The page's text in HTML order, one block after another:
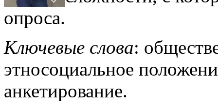
опроса.
Ключевые слова:
этносоциальное
анкетирование.